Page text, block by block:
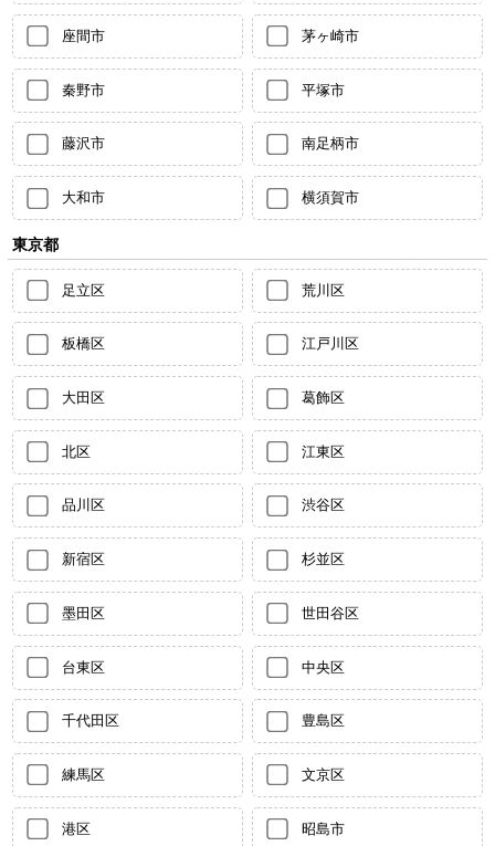
座間市 茅ヶ崎市
秦野市 平塚市
藤沢市 南足柄市
大和市 横須賀市
東京都
足立区 荒川区
板橋区 江戸川区
大田区 葛飾区
北区 江東区
品川区 渋谷区
新宿区 杉並区
墨田区 世田谷区
台東区 中央区
千代田区 豊島区
練馬区 文京区
港区 昭島市